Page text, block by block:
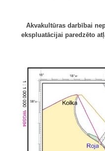
Akvakultūras darbībai
ekspluatācijai paredzēto